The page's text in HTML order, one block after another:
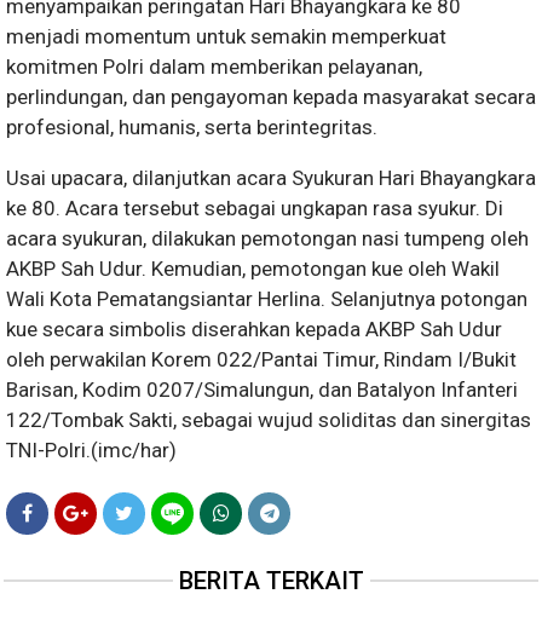
menyampaikan peringatan Hari Bhayangkara ke 80
menjadi momentum untuk semakin memperkuat
komitmen Polri dalam memberikan pelayanan,
perlindungan, dan pengayoman kepada masyarakat secara
profesional, humanis, serta berintegritas.
Usai upacara, dilanjutkan acara Syukuran Hari Bhayangkara
ke 80. Acara tersebut sebagai ungkapan rasa syukur. Di
acara syukuran, dilakukan pemotongan nasi tumpeng oleh
AKBP Sah Udur. Kemudian, pemotongan kue oleh Wakil
Wali Kota Pematangsiantar Herlina. Selanjutnya potongan
kue secara simbolis diserahkan kepada AKBP Sah Udur
oleh perwakilan Korem 022/Pantai Timur, Rindam I/Bukit
Barisan, Kodim 0207/Simalungun, dan Batalyon Infanteri
122/Tombak Sakti, sebagai wujud soliditas dan sinergitas
TNI-Polri.(imc/har)
BERITA TERKAIT